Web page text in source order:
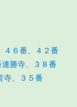
４６番、４２番
勝寺、３８番
寺、３５番